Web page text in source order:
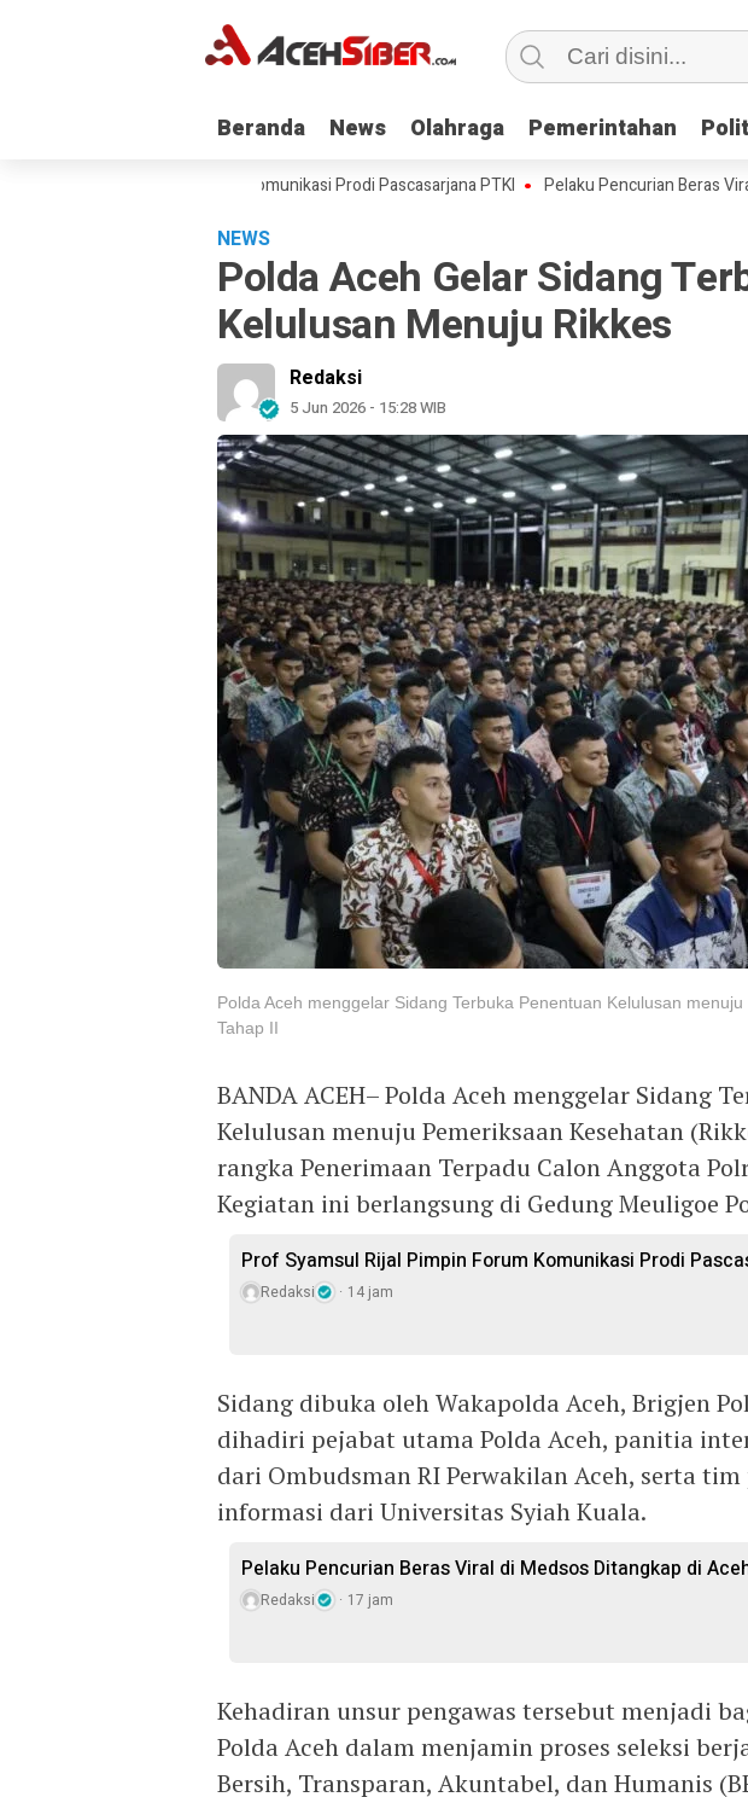
Beranda News Olahraga Pemerintahan
Beranda News Olahraga Pemerintahan
Rijal Pimpin Forum Komunikasi Prodi Pascasarjana PTKI Pelaku Pencurian Beras Viral di
NEWS
Polda Aceh Gelar Sidang
Kelulusan Menuju Rikkes
Redaksi
5 Jun 2026 - 15:28 WIB
Polda Aceh menggelar Sidang Terbuka Penentuan Kelulusan
Tahap II
BANDA ACEH– Polda Aceh menggelar Sidang
Kelulusan menuju Pemeriksaan Kesehatan
rangka Penerimaan Terpadu Calon Anggota
Kegiatan ini berlangsung di Gedung Meuligoe
Prof Syamsul Rijal Pimpin Forum Komunikasi Prodi
Redaksi 14 jam
Sidang dibuka oleh Wakapolda Aceh, Brigjen
dihadiri pejabat utama Polda Aceh, panitia
dari Ombudsman RI Perwakilan Aceh, serta
informasi dari Universitas Syiah Kuala.
Pelaku Pencurian Beras Viral di Medsos Ditangkap di
Redaksi 17 jam
Kehadiran unsur pengawas tersebut menjadi
Polda Aceh dalam menjamin proses seleksi
Bersih, Transparan, Akuntabel, dan Humanis